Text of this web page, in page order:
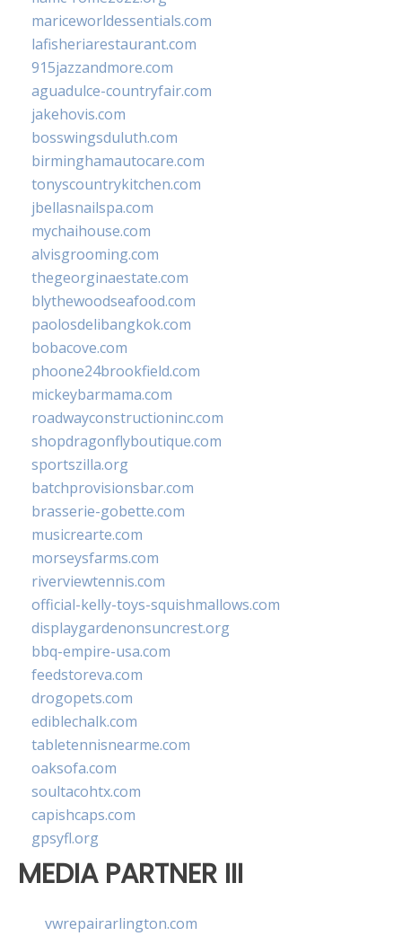
mariceworldessentials.com
lafisheriarestaurant.com
915jazzandmore.com
aguadulce-countryfair.com
jakehovis.com
bosswingsduluth.com
birminghamautocare.com
tonyscountrykitchen.com
jbellasnailspa.com
mychaihouse.com
alvisgrooming.com
thegeorginaestate.com
blythewoodseafood.com
paolosdelibangkok.com
bobacove.com
phoone24brookfield.com
mickeybarmama.com
roadwayconstructioninc.com
shopdragonflyboutique.com
sportszilla.org
batchprovisionsbar.com
brasserie-gobette.com
musicrearte.com
morseysfarms.com
riverviewtennis.com
official-kelly-toys-squishmallows.com
displaygardenonsuncrest.org
bbq-empire-usa.com
feedstoreva.com
drogopets.com
ediblechalk.com
tabletennisnearme.com
oaksofa.com
soultacohtx.com
capishcaps.com
gpsyfl.org
MEDIA PARTNER III
vwrepairarlington.com